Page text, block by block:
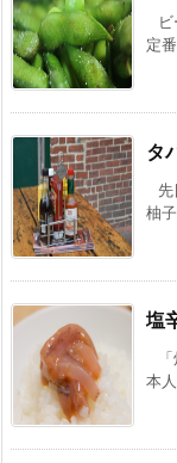
定
タ
先
柚
塩
本